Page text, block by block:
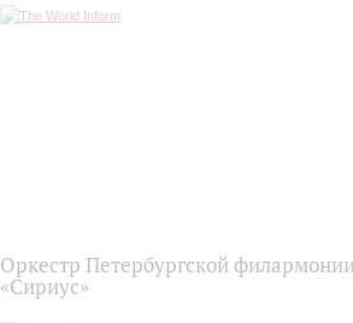
Оркестр Петербургской
«Сириус»